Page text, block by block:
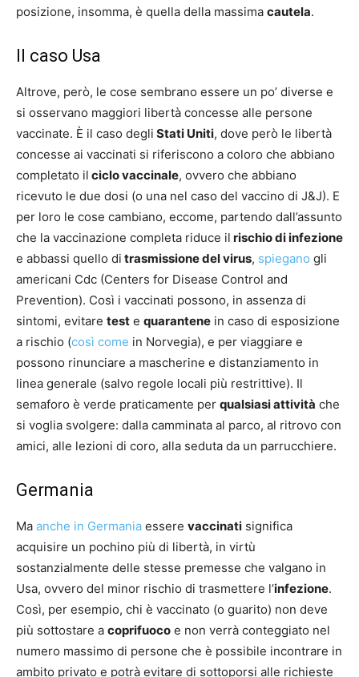
posizione, insomma, è quella della massima cautela.
Il caso Usa
Altrove, però, le cose sembrano essere un po’ diverse e
si osservano maggiori libertà concesse alle persone
vaccinate. È il caso degli Stati Uniti, dove però le libertà
concesse ai vaccinati si riferiscono a coloro che abbiano
completato il ciclo vaccinale, ovvero che abbiano
ricevuto le due dosi (o una nel caso del vaccino di J&J). E
per loro le cose cambiano, eccome, partendo dall’assunto
che la vaccinazione completa riduce il rischio di infezione
e abbassi quello di trasmissione del virus, spiegano gli
americani Cdc (Centers for Disease Control and
Prevention). Così i vaccinati possono, in assenza di
sintomi, evitare test e quarantene in caso di esposizione
a rischio (così come in Norvegia), e per viaggiare e
possono rinunciare a mascherine e distanziamento in
linea generale (salvo regole locali più restrittive). Il
semaforo è verde praticamente per qualsiasi attività che
si voglia svolgere: dalla camminata al parco, al ritrovo con
amici, alle lezioni di coro, alla seduta da un parrucchiere.
Germania
Ma anche in Germania essere vaccinati significa
acquisire un pochino più di libertà, in virtù
sostanzialmente delle stesse premesse che valgano in
Usa, ovvero del minor rischio di trasmettere l’infezione.
Così, per esempio, chi è vaccinato (o guarito) non deve
più sottostare a coprifuoco e non verrà conteggiato nel
numero massimo di persone che è possibile incontrare in
ambito privato e potrà evitare di sottoporsi alle richieste